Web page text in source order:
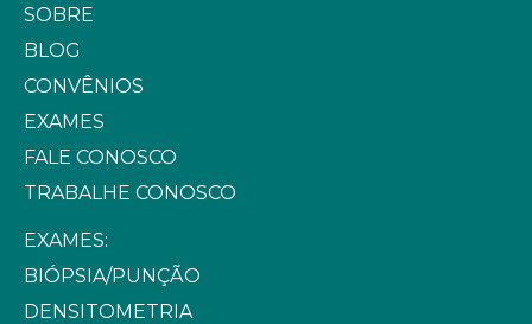
SOBRE
BLOG
CONVÊNIOS
EXAMES
FALE CONOSCO
TRABALHE CONOSCO
EXAMES:
BIÓPSIA/PUNÇÃO
DENSITOMETRIA